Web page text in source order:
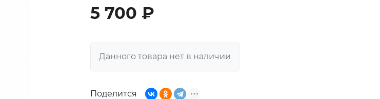
5 700 ₽
Данного товара нет в наличии
Поделится